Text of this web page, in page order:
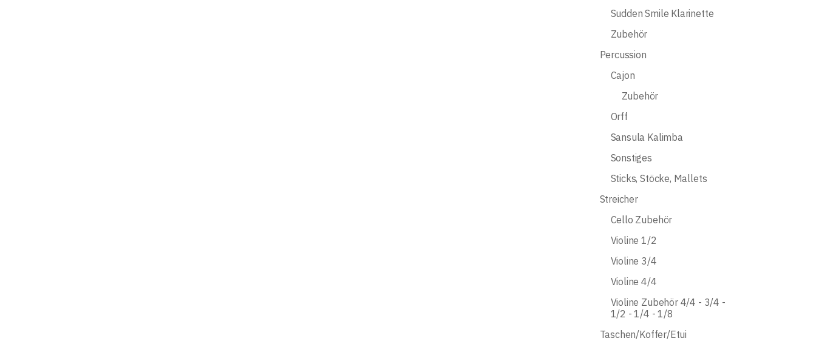
Sudden Smile Klarinette
Zubehör
Percussion
Cajon
Zubehör
Orff
Sansula Kalimba
Sonstiges
Sticks, Stöcke, Mallets
Streicher
Cello Zubehör
Violine 1/2
Violine 3/4
Violine 4/4
Violine Zubehör 4/4 - 3/4 -
1/2 - 1/4 - 1/8
Taschen/Koffer/Etui